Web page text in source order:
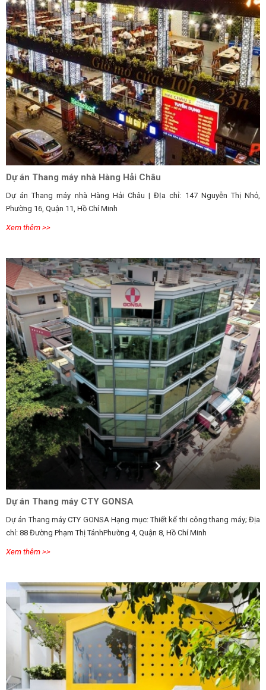
Dự án Thang máy nhà Hàng Hải Châu
Dự án Thang máy nhà Hàng Hải Châu | ĐỊa chỉ: 147 Nguyễn Thị Nhỏ,
Phường 16, Quận 11, Hồ Chí Minh
Xem thêm >>
Dự án Thang máy CTY GONSA
Dự án Thang máy CTY GONSA Hạng mục: Thiết kế thi công thang máy; Địa
chỉ: 88 Đường Phạm Thị TánhPhường 4, Quận 8, Hồ Chí Minh
Xem thêm >>